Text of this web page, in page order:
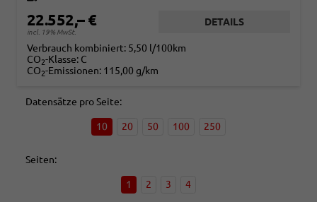
22.552,– €
incl. 19% MwSt.
DETAILS
Verbrauch kombiniert: 5,50 l/100km
CO2-Klasse: C
CO2-Emissionen: 115,00 g/km
Datensätze pro Seite:
10 20 50 100 250
Seiten:
1 2 3 4